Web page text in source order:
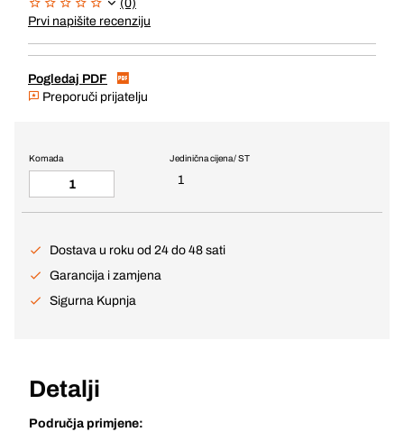
(0)
Prvi napišite recenziju
Pogledaj PDF
Preporuči prijatelju
Jedinična cijena / ST
1
Komada
Dostava u roku od 24 do 48 sati
Garancija i zamjena
Sigurna Kupnja
Detalji
Područja primjene: